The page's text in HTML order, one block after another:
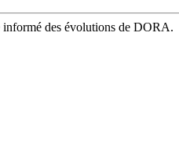
des évolutions de DORA.